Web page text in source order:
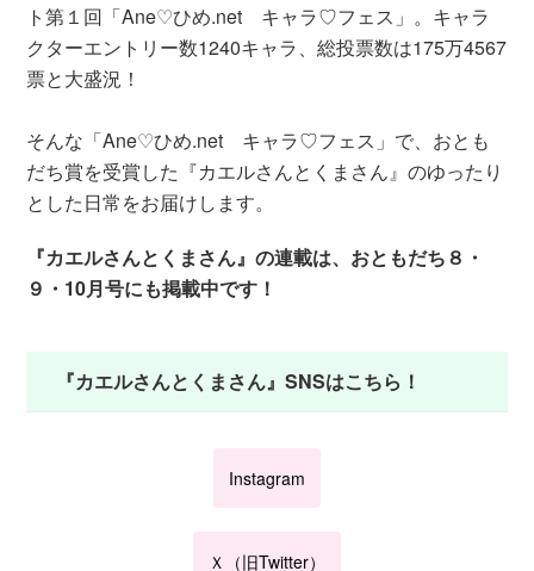
ト第１回「Ane♡ひめ.net キャラ♡フェス」。キャラ
クターエントリー数1240キャラ、総投票数は175万4567
票と大盛況！
そんな「Ane♡ひめ.net キャラ♡フェス」で、おとも
だち賞を受賞した『カエルさんとくまさん』のゆったり
とした日常をお届けします。
『カエルさんとくまさん』の連載は、おともだち８・
９・10月号にも掲載中です！
『カエルさんとくまさん』SNSはこちら！
Instagram
Ｘ（旧Twitter）